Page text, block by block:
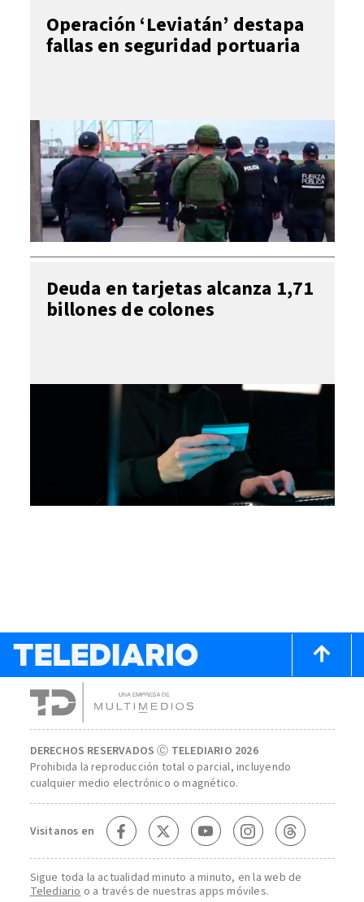
Operación ‘Leviatán’ destapa
fallas en seguridad portuaria
Deuda en tarjetas alcanza 1,71
billones de colones
DERECHOS RESERVADOS Ⓒ TELEDIARIO 2026
Prohibida la reproducción total o parcial, incluyendo
cualquier medio electrónico o magnético.
Visitanos en
Sigue toda la actualidad minuto a minuto, en la web de
Telediarioo a través de nuestras apps móviles.